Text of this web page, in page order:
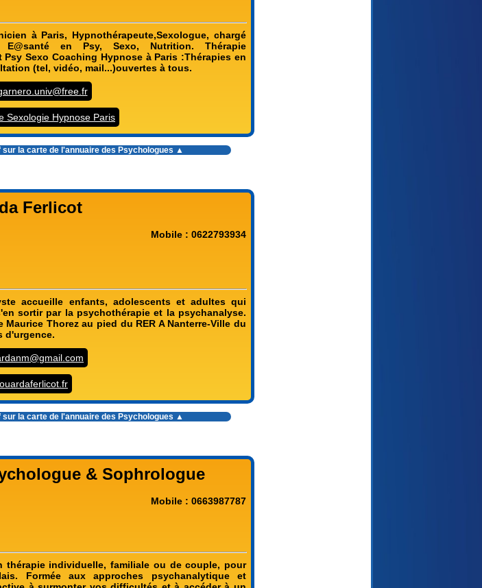
à Paris, Hypnothérapeute,Sexologue, chargé
en Psy, Sexo, Nutrition. Thérapie
Sexo Coaching Hypnose à Paris :Thérapies en
(tel, vidéo, mail...)ouvertes à tous.
Sexologie Hypnose Paris
sur la carte de l'annuaire des Psychologues ▲
Ferlicot
Mobile : 0622793934
accueille enfants, adolescents et adultes qui
sortir par la psychothérapie et la psychanalyse.
Thorez au pied du RER A Nanterre-Ville du
d'urgence.
sur la carte de l'annuaire des Psychologues ▲
& Sophrologue
Mobile : 0663987787
individuelle, familiale ou de couple, pour
Formée aux approches psychanalytique et